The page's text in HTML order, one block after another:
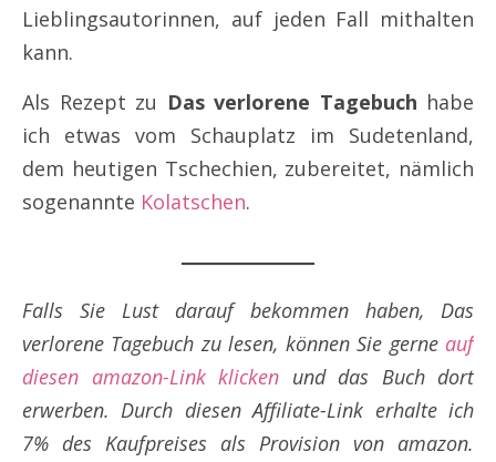
Lieblingsautorinnen, auf jeden Fall mithalten
kann.
Als Rezept zu Das verlorene Tagebuch habe
ich etwas vom Schauplatz im Sudetenland,
dem heutigen Tschechien, zubereitet, nämlich
sogenannte Kolatschen.
Falls Sie Lust darauf bekommen haben, Das
verlorene Tagebuch zu lesen, können Sie gerne auf
diesen amazon-Link klicken und das Buch dort
erwerben. Durch diesen Affiliate-Link erhalte ich
7% des Kaufpreises als Provision von amazon.